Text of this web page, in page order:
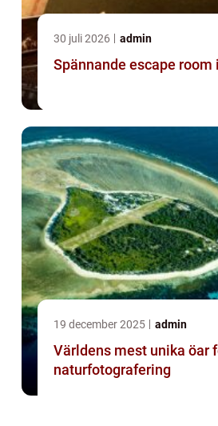
30 juli 2026 admin
Spännande escape room
19 december 2025 admin
Världens mest unika öar
naturfotografering